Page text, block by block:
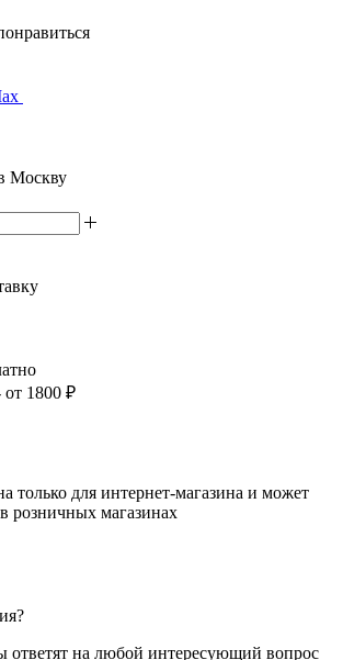
Москву
1800 ₽
только для интернет-магазина и может
розничных магазинах
ответят на любой интересующий вопрос